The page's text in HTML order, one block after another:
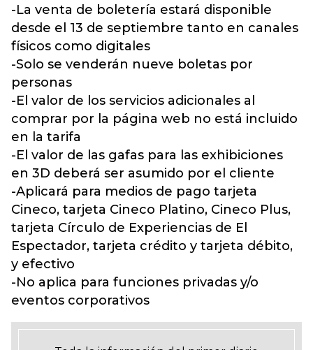
-La venta de boletería estará disponible
desde el 13 de septiembre tanto en canales
físicos como digitales
-Solo se venderán nueve boletas por
personas
-El valor de los servicios adicionales al
comprar por la página web no está incluido
en la tarifa
-El valor de las gafas para las exhibiciones
en 3D deberá ser asumido por el cliente
-Aplicará para medios de pago tarjeta
Cineco, tarjeta Cineco Platino, Cineco Plus,
tarjeta Círculo de Experiencias de El
Espectador, tarjeta crédito y tarjeta débito,
y efectivo
-No aplica para funciones privadas y/o
eventos corporativos